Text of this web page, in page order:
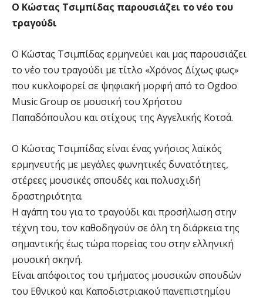
Ο Κώστας Τσιμπίδας παρουσιάζει το νέο του
τραγούδι
Ο Κώστας Τσιμπίδας ερμηνεύει και μας παρουσιάζει
το νέο του τραγούδι με τίτλο «Χρόνος Δίχως φως»
που κυκλοφορεί σε ψηφιακή μορφή από το Ogdoo
Music Group σε μουσική του Χρήστου
Παπαδόπουλου και στίχους της Αγγελικής Κοτσά.
O Κώστας Τσιμπίδας είναι ένας γνήσιος λαϊκός
ερμηνευτής με μεγάλες φωνητικές δυνατότητες,
στέρεες μουσικές σπουδές και πολυσχιδή
δραστηριότητα.
Η αγάπη του για το τραγούδι και προσήλωση στην
τέχνη του, τον καθοδηγούν σε όλη τη διάρκεια της
σημαντικής έως τώρα πορείας του στην ελληνική
μουσική σκηνή.
Είναι απόφοιτος του τμήματος μουσικών σπουδών
του Εθνικού και Καποδιστριακού πανεπιστημίου